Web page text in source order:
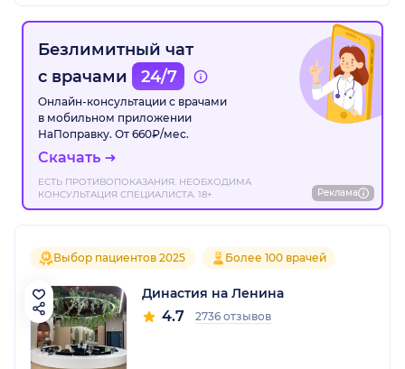
Безлимитный чат
с врачами
24/7
Онлайн-консультации с врачами
в мобильном приложении
НаПоправку. От 660₽/мес.
Скачать
ЕСТЬ ПРОТИВОПОКАЗАНИЯ. НЕОБХОДИМА
КОНСУЛЬТАЦИЯ СПЕЦИАЛИСТА. 18+
Реклама
Выбор пациентов 2025 Более 100 врачей
Династия на Ленина
4.7 2736 отзывов